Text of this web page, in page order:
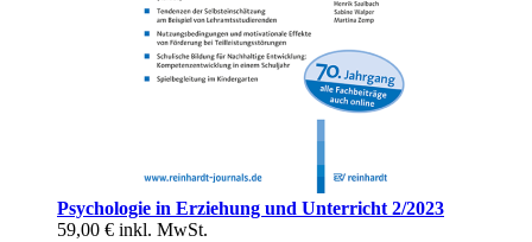
Psychologie in Erziehung und Unterricht 2/2023
59,00 € inkl. MwSt.